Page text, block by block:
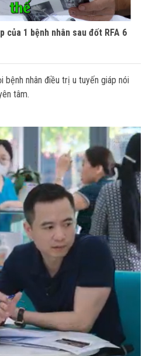
của 1 bệnh nhân sau đốt RFA 6
bệnh nhân điều trị u tuyến giáp nói
tâm.